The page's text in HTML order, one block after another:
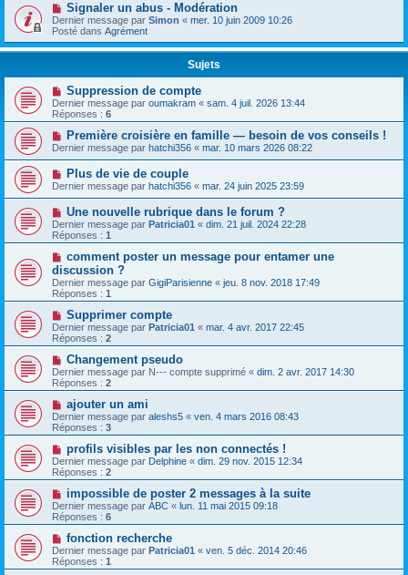
Signaler un abus - Modération
Dernier message par Simon « mer. 10 juin 2009 10:26
Posté dans Agrément
Sujets
Suppression de compte
Dernier message par oumakram « sam. 4 juil. 2026 13:44
Réponses : 6
Première croisière en famille — besoin de vos conseils !
Dernier message par hatchi356 « mar. 10 mars 2026 08:22
Plus de vie de couple
Dernier message par hatchi356 « mar. 24 juin 2025 23:59
Une nouvelle rubrique dans le forum ?
Dernier message par Patricia01 « dim. 21 juil. 2024 22:28
Réponses : 1
comment poster un message pour entamer une
discussion ?
Dernier message par GigiParisienne « jeu. 8 nov. 2018 17:49
Réponses : 1
Supprimer compte
Dernier message par Patricia01 « mar. 4 avr. 2017 22:45
Réponses : 2
Changement pseudo
Dernier message par N--- compte supprimé « dim. 2 avr. 2017 14:30
Réponses : 2
ajouter un ami
Dernier message par aleshs5 « ven. 4 mars 2016 08:43
Réponses : 3
profils visibles par les non connectés !
Dernier message par Delphine « dim. 29 nov. 2015 12:34
Réponses : 2
impossible de poster 2 messages à la suite
Dernier message par ABC « lun. 11 mai 2015 09:18
Réponses : 6
fonction recherche
Dernier message par Patricia01 « ven. 5 déc. 2014 20:46
Réponses : 1